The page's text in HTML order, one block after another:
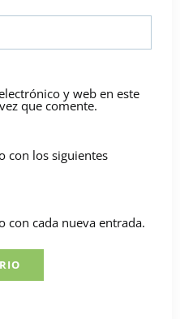
y web en este
que comente.
con los siguientes
con cada nueva entrada.